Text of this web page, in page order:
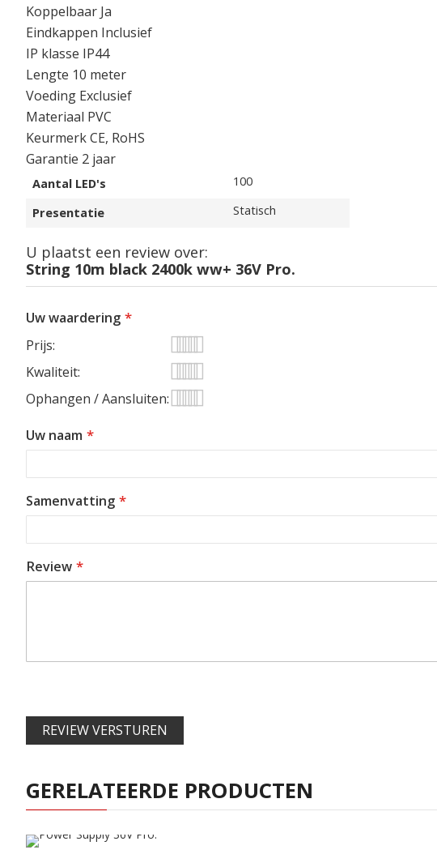
Koppelbaar Ja
Eindkappen Inclusief
IP klasse IP44
Lengte 10 meter
Voeding Exclusief
Materiaal PVC
Keurmerk CE, RoHS
Garantie 2 jaar
Specificaties
Aantal LED's 100
Presentatie Statisch
U plaatst een review over:
String 10m black 2400k ww+ 36V Pro.
Uw waardering
Prijs
1
star
2
stars
3
stars
4
stars
5
stars
Kwaliteit
1
2
3
4
5
Ophangen / Aansluiten
Uw naam
Samenvatting
Review
REVIEW VERSTUREN
GERELATEERDE PRODUCTEN